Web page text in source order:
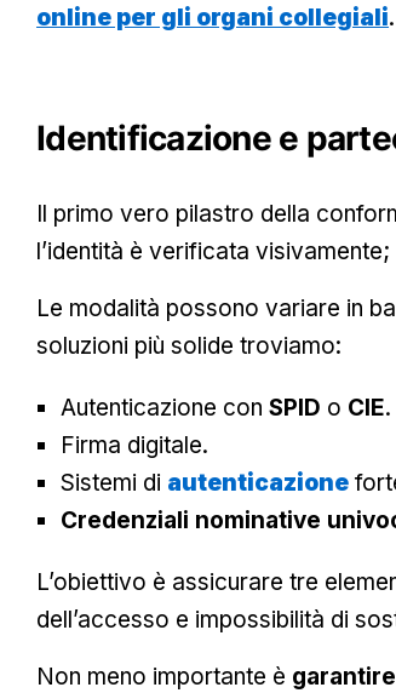
online per gli organi collegiali.
Identificazione e
Il primo vero pilastro della
l’identità è verificata
Le modalità possono variare in
soluzioni più solide troviamo:
Autenticazione conSPID o CIE.
Firma digitale.
Sistemi di autenticazione
Credenziali nominative
L’obiettivo è assicurare tre
dell’accesso e impossibilità di
Non meno importante è